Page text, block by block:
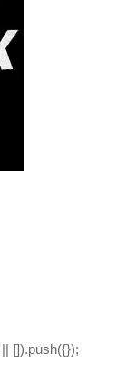
[]).push({});